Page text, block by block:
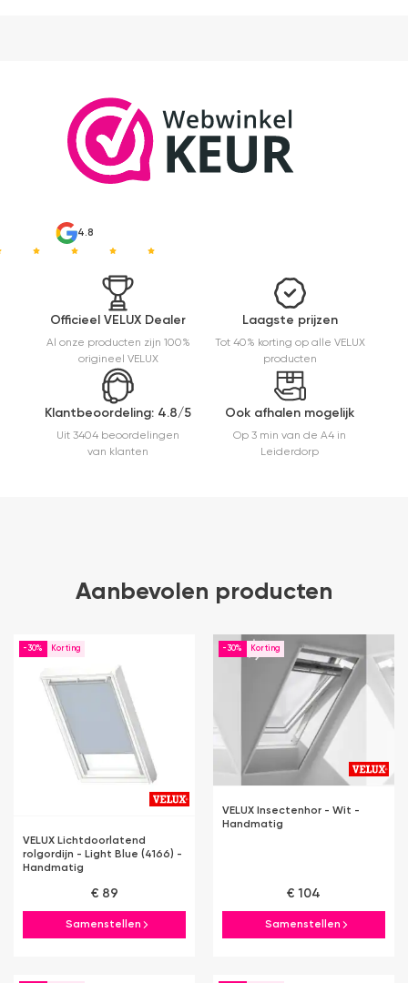
4.8
Officieel VELUX Dealer
Al onze producten zijn 100%
origineel VELUX
Laagste prijzen
Tot 40% korting op alle VELUX
producten
Klantbeoordeling: 4.8/5
Uit 3404 beoordelingen
van klanten
Ook afhalen mogelijk
Op 3 min van de A4 in
Leiderdorp
Aanbevolen producten
-30%
VELUX Lichtdoorlatend
rolgordijn - Light Blue (4166) -
Handmatig
€ 89
Samenstellen
-30%
VELUX Insectenhor - Wit -
Handmatig
€ 104
Samenstellen